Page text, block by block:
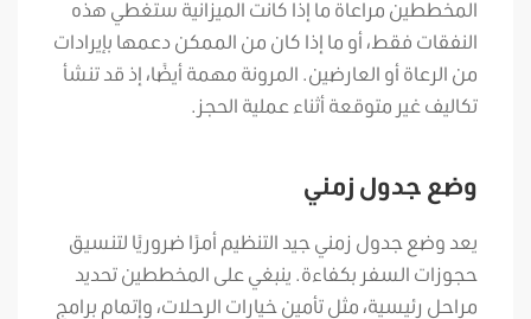
المخططين مراعاة ما إذا كانت الميزانية ستغطي هذه
النفقات فقط، أو ما إذا كان من الممكن دعمها بإيرادات
من الرعاة أو العارضين. المرونة مهمة أيضًا، إذ قد تنشأ
تكاليف غير متوقعة أثناء عملية الحجز.
وضع جدول زمني
يعد وضع جدول زمني جيد التنظيم أمرًا ضروريًا لتنسيق
حجوزات السفر بكفاءة. ينبغي على المخططين تحديد
مراحل رئيسية، مثل تأمين خيارات الرحلات، وإتمام برامج